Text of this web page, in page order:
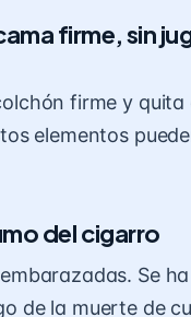
firme, sin
firme y
elementos
del cigarro
Se
de la muerte de